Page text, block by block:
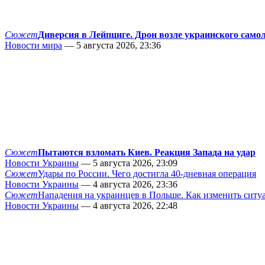
СюжетДиверсия в Лейпциге. Дрон возле украинского
Новости мира — 5 августа 2026, 23:36
СюжетПытаются взломать Киев. Реакция Запада на удар
Новости Украины — 5 августа 2026, 23:09
СюжетУдары по России. Чего достигла 40-дневная операция
Новости Украины — 4 августа 2026, 23:36
СюжетНападения на украинцев в Польше. Как изменить
Новости Украины — 4 августа 2026, 22:48